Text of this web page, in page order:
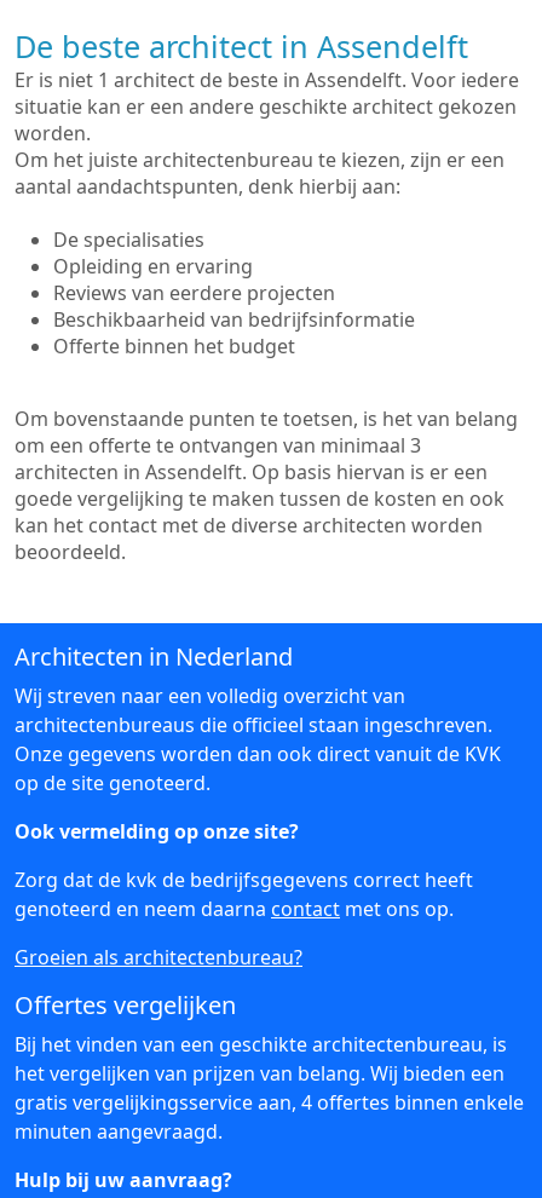
De beste architect in Assendelft
Er is niet 1 architect de beste in Assendelft. Voor iedere
situatie kan er een andere geschikte architect gekozen
worden.
Om het juiste architectenbureau te kiezen, zijn er een
aantal aandachtspunten, denk hierbij aan:
De specialisaties
Opleiding en ervaring
Reviews van eerdere projecten
Beschikbaarheid van bedrijfsinformatie
Offerte binnen het budget
Om bovenstaande punten te toetsen, is het van belang
om een offerte te ontvangen van minimaal 3
architecten in Assendelft. Op basis hiervan is er een
goede vergelijking te maken tussen de kosten en ook
kan het contact met de diverse architecten worden
beoordeeld.
Architecten in Nederland
Wij streven naar een volledig overzicht van
architectenbureaus die officieel staan ingeschreven.
Onze gegevens worden dan ook direct vanuit de KVK
op de site genoteerd.
Ook vermelding op onze site?
Zorg dat de kvk de bedrijfsgegevens correct heeft
genoteerd en neem daarna contact met ons op.
Groeien als architectenbureau?
Offertes vergelijken
Bij het vinden van een geschikte architectenbureau, is
het vergelijken van prijzen van belang. Wij bieden een
gratis vergelijkingsservice aan, 4 offertes binnen enkele
minuten aangevraagd.
Hulp bij uw aanvraag?